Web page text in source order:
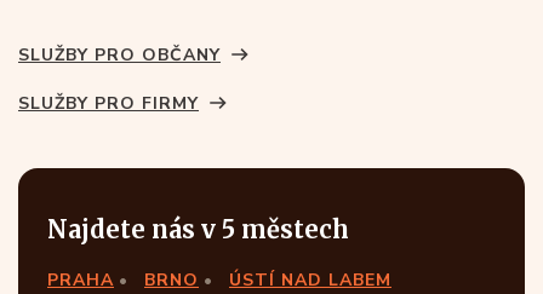
SLUŽBY PRO OBČANY
SLUŽBY PRO FIRMY
Najdete nás v 5 městech
PRAHA BRNO
ÚSTÍ NAD LABEM